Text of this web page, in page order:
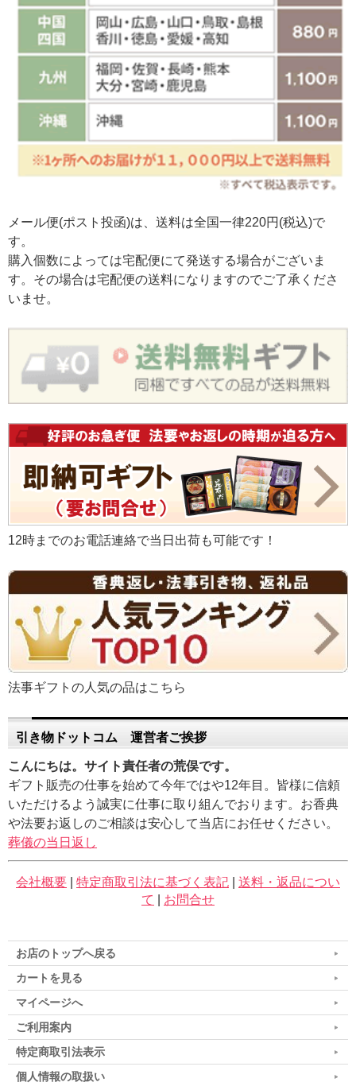
メール便(ポスト投函)は、送料は全国一律220円(税込)で
す。
購入個数によっては宅配便にて発送する場合がございま
す。その場合は宅配便の送料になりますのでご了承くださ
いませ。
12時までのお電話連絡で当日出荷も可能です！
法事ギフトの人気の品はこちら
引き物ドットコム 運営者ご挨拶
こんにちは。サイト責任者の荒俣です。
ギフト販売の仕事を始めて今年ではや12年目。皆様に信頼
いただけるよう誠実に仕事に取り組んでおります。お香典
や法要お返しのご相談は安心して当店にお任せください。
葬儀の当日返し
会社概要 特定商取引法に基づく表記
送料・返品につい
て
お問合せ
お店のトップへ戻る
カートを見る
マイページへ
ご利用案内
特定商取引法表示
個人情報の取扱い